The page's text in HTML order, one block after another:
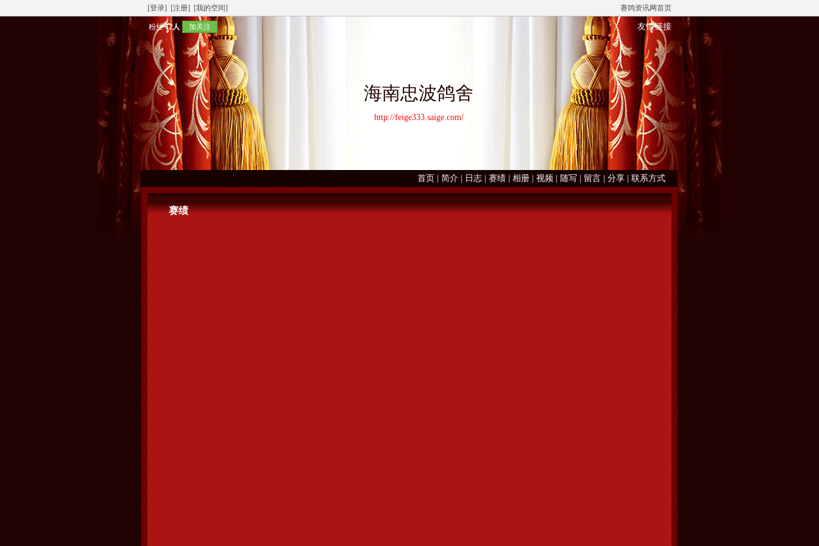
[登录] [注册] [我的空间] 赛鸽资讯网首页
粉丝12人 加关注 友情链接
海南忠波鸽舍
http://feige333.saige.com/
首页 简介 日志 赛绩 相册 视频 随写 留言 分享 联系方式
赛绩